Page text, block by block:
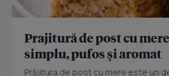
Prajitură de post cu
simplu, pufos și aromat
Prăjitura de post cu mere este un